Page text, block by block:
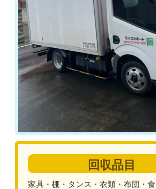
回収品目
家具・棚・タンス・衣類・布団・食